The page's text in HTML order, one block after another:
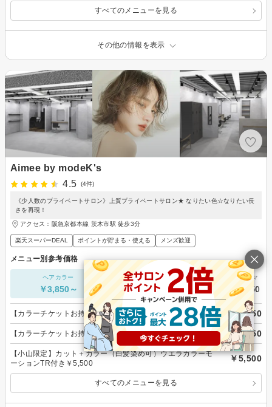
すべてのメニューを見る
その他の情報を表示
Aimee by modeK's
4.5
(4件)
《少人数のプライベートサロン》上質プライベートサロン★ なりたい色☆なりたい長
さを再現！
アクセス：阪急京都本線 茨木市駅 徒歩3分
楽天スーパーDEAL ポイントが貯まる・使える メンズ歓迎
メニュー別参考価格
ヘアカラー
￥3,850～
カット単価
￥4,400～
パーマ
￥6,050～
【カラーチケットお持ちのお客様】フルカラー＋ブロー ￥3,850
【カラーチケットお持ちのお客様】フルカラー￥3,850～ ￥3,850
【小山限定】カット＋カラー（白髪染め可）ウエラカラーモ
ーションTR付き￥5,500
￥5,500
すべてのメニューを見る